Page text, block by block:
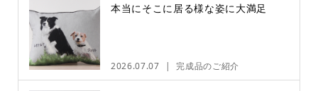
本当にそこに居る様な姿に大満足
2026.07.07 完成品のご紹介